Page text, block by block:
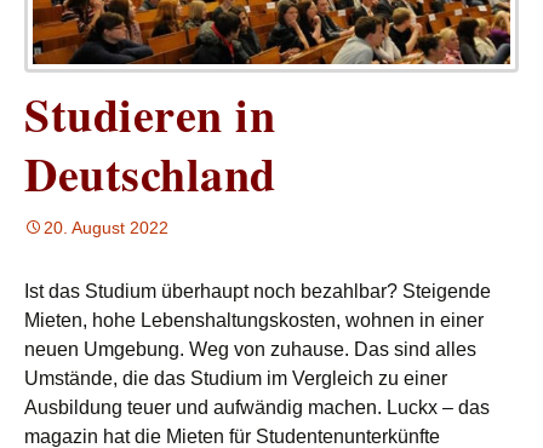
Studieren in
Deutschland
20. August 2022
Ist das Studium überhaupt noch bezahlbar? Steigende
Mieten, hohe Lebenshaltungskosten, wohnen in einer
neuen Umgebung. Weg von zuhause. Das sind alles
Umstände, die das Studium im Vergleich zu einer
Ausbildung teuer und aufwändig machen. Luckx – das
magazin hat die Mieten für Studentenunterkünfte